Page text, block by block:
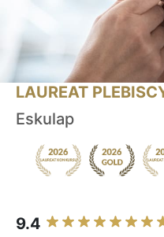
LAUREAT
Eskulap
9.4